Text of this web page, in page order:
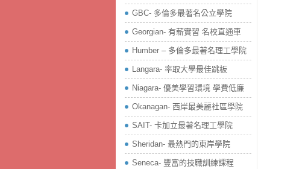
GBC- 多倫多最著名公立學院
Georgian- 有薪實習 名校直通車
Humber – 多倫多最著名理工學院
Langara- 率取大學最佳跳板
Niagara- 優美學習環境 學費低廉
Okanagan- 西岸最美麗社區學院
SAIT- 卡加立最著名理工學院
Sheridan- 最熱門的東岸學院
Seneca- 豐富的技職訓練課程